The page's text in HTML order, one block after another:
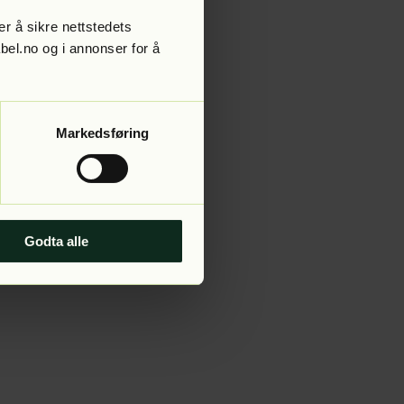
å sikre nettstedets
og i annonser for å
Markedsføring
Godta alle